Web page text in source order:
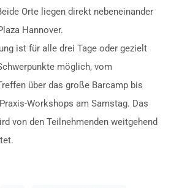
Orte liegen direkt nebeneinander
Hannover.
ist für alle drei Tage oder gezielt
möglich, vom
über das große Barcamp bis
Workshops am Samstag. Das
von den Teilnehmenden weitgehend